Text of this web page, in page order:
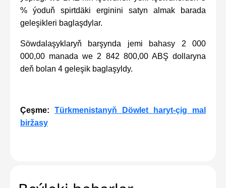
% ýoduň spirtdäki erginini satyn almak barada
geleşikleri baglaşdylar.
Söwdalaşyklaryň barşynda jemi bahasy 2 000
000,00 manada we 2 842 800,00 ABŞ dollaryna
deň bolan 4 geleşik baglaşyldy.
Çeşme: Türkmenistanyň Döwlet haryt-çig mal
biržasy